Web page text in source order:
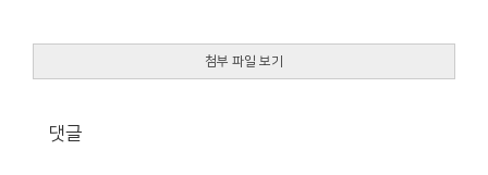
첨부 파일 보기
댓글